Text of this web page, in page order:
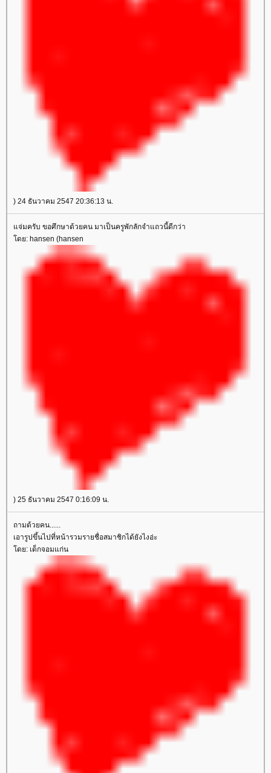
) 24 ธันวาคม 2547 20:36:13 น.
จ่มครับ ขอศึกษาด้วยคน มาเป็นครูพักลักจำแถวนี้ดีกว่า
ดย: hansen (hansen
) 25 ธันวาคม 2547 0:16:09 น.
ถามด้วยคน......
เอารูปขึ้นไปที่หน้ารวมรายชื่อสมาชิกได้ยังไงอ่ะ
ดย: เด็กจอมแก่น